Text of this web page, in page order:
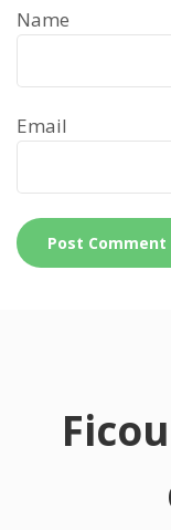
Name
Email